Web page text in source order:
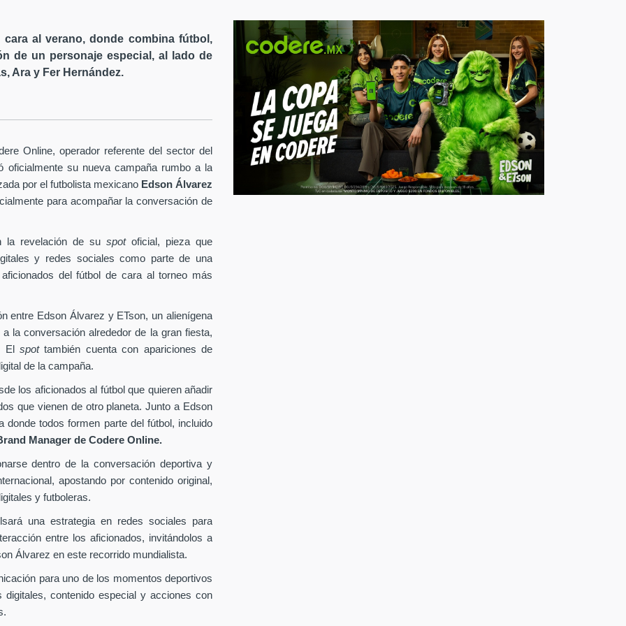
al verano, donde combina fútbol,
de un personaje especial, al lado de
Ara y Fer Hernández.
Online, operador referente del sector del
oficialmente su nueva campaña rumbo a la
por el futbolista mexicano Edson Álvarez
para acompañar la conversación de
la revelación de su spot oficial, pieza que
y redes sociales como parte de una
del fútbol de cara al torneo más
entre Edson Álvarez y ETson, un alienígena
la conversación alrededor de la gran fiesta,
El spottambién cuenta con apariciones de
de la campaña.
los aficionados al fútbol que quieren añadir
que vienen de otro planeta. Junto a Edson
todos formen parte del fútbol, incluido
Manager de Codere Online.
dentro de la conversación deportiva y
apostando por contenido original,
y futboleras.
una estrategia en redes sociales para
entre los aficionados, invitándolos a
Álvarez en este recorrido mundialista.
para uno de los momentos deportivos
contenido especial y acciones con